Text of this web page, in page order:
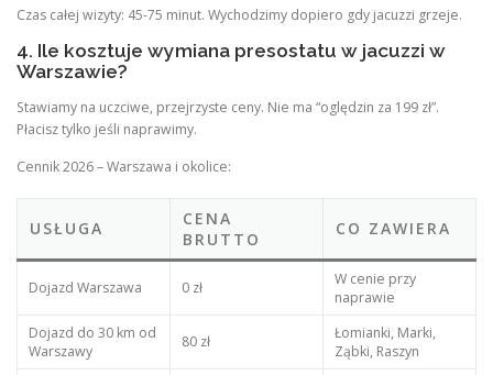
Czas całej wizyty: 45-75 minut. Wychodzimy dopiero gdy jacuzzi grzeje.
4. Ile kosztuje wymiana presostatu w jacuzzi w
Warszawie?
Stawiamy na uczciwe, przejrzyste ceny. Nie ma “oględzin za 199 zł”.
Płacisz tylko jeśli naprawimy.
Cennik 2026 – Warszawa i okolice:
USŁUGA
CENA
BRUTTO
CO ZAWIERA
Dojazd Warszawa 0 zł
W cenie przy
naprawie
Dojazd do 30 km od
Warszawy
80 zł
Łomianki, Marki,
Ząbki, Raszyn